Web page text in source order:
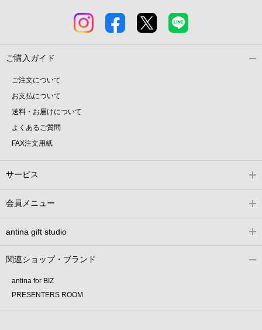
ご購入ガイド
ご注文について
お支払について
送料・お届けについて
よくあるご質問
FAX注文用紙
サービス
会員メニュー
antina gift studio
関連ショップ・ブランド
antina for BIZ
PRESENTERS ROOM